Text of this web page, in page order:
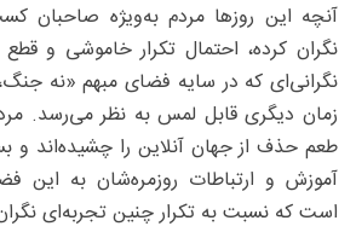
آنچه این روزها مردم به‌ویژه صاحبان
نگران کرده، احتمال تکرار خاموشی و قطع
نگرانی‌‌ای که در سایه فضای مبهم «نه
زمان دیگری قابل لمس به نظر می‌رسد.
طعم حذف از جهان آنلاین را چشیده‌اند و
آموزش و ارتباطات روزمره‌شان به این
است که نسبت به تکرار چنین تجربه‌ای